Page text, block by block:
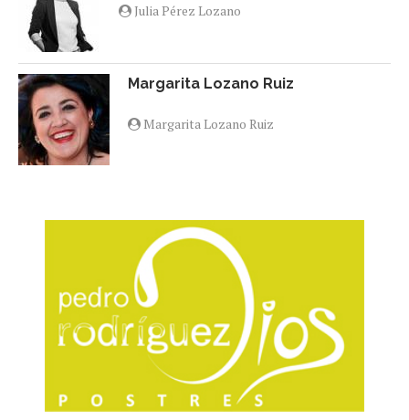
Julia Pérez Lozano
Margarita Lozano Ruiz
Margarita Lozano Ruiz